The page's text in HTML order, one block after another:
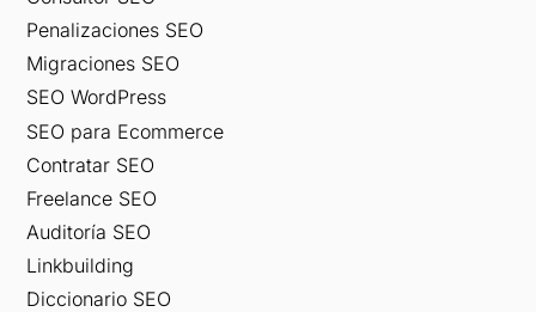
Penalizaciones SEO
Migraciones SEO
SEO WordPress
SEO para Ecommerce
Contratar SEO
Freelance SEO
Auditoría SEO
Linkbuilding
Diccionario SEO